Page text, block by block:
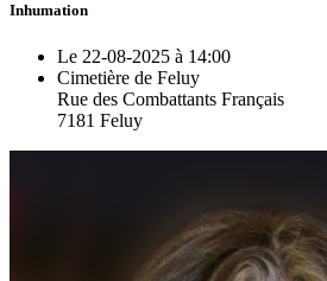
Inhumation
Le 22-08-2025 à 14:00
Cimetière de Feluy
Rue des Combattants Français
7181 Feluy